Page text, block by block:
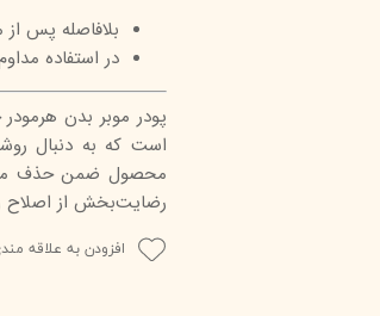
بلافاصله پس
در استفاده
پودر موبر بدن
است که به دنبال
محصول ضمن حذف
رضایت‌بخش از اصلاح
افزودن به علاقه